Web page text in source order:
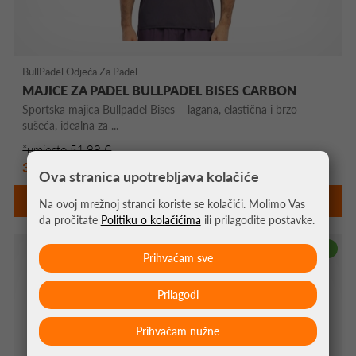
BullPadel Odjeća Za Padel
MAJICE ZA PADEL BULLPADEL BISES CARBON
Sportska majica Bullpadel Bises – lagana, elastična i brzo
sušeća, idealna za ...
*umjesto 51,99 €
36,39 €
DETALJNIJE
-30%
Ova stranica upotrebljava kolačiće
Na ovoj mrežnoj stranci koriste se kolačići. Molimo Vas
da pročitate Politiku o kolačićima ili prilagodite postavke.
Prihvaćam nužne
Prilagodi
Prihvaćam sve